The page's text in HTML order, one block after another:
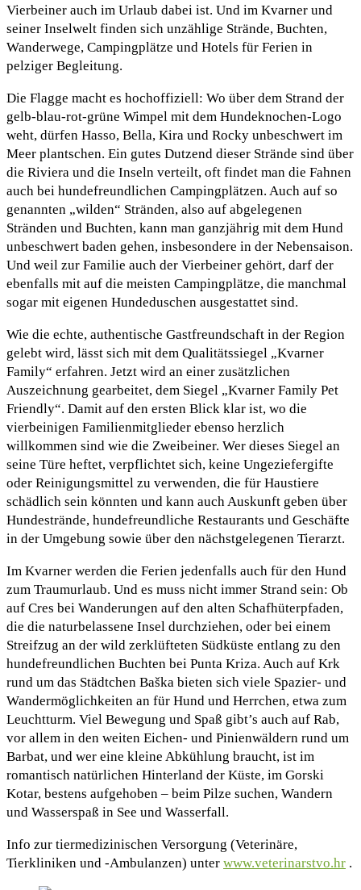
Vierbeiner auch im Urlaub dabei ist. Und im Kvarner und
seiner Inselwelt finden sich unzählige Strände, Buchten,
Wanderwege, Campingplätze und Hotels für Ferien in
pelziger Begleitung.
Die Flagge macht es hochoffiziell: Wo über dem Strand der
gelb-blau-rot-grüne Wimpel mit dem Hundeknochen-Logo
weht, dürfen Hasso, Bella, Kira und Rocky unbeschwert im
Meer plantschen. Ein gutes Dutzend dieser Strände sind über
die Riviera und die Inseln verteilt, oft findet man die Fahnen
auch bei hundefreundlichen Campingplätzen. Auch auf so
genannten „wilden“ Stränden, also auf abgelegenen
Stränden und Buchten, kann man ganzjährig mit dem Hund
unbeschwert baden gehen, insbesondere in der Nebensaison.
Und weil zur Familie auch der Vierbeiner gehört, darf der
ebenfalls mit auf die meisten Campingplätze, die manchmal
sogar mit eigenen Hundeduschen ausgestattet sind.
Wie die echte, authentische Gastfreundschaft in der Region
gelebt wird, lässt sich mit dem Qualitätssiegel „Kvarner
Family“ erfahren. Jetzt wird an einer zusätzlichen
Auszeichnung gearbeitet, dem Siegel „Kvarner Family Pet
Friendly“. Damit auf den ersten Blick klar ist, wo die
vierbeinigen Familienmitglieder ebenso herzlich
willkommen sind wie die Zweibeiner. Wer dieses Siegel an
seine Türe heftet, verpflichtet sich, keine Ungeziefergifte
oder Reinigungsmittel zu verwenden, die für Haustiere
schädlich sein könnten und kann auch Auskunft geben über
Hundestrände, hundefreundliche Restaurants und Geschäfte
in der Umgebung sowie über den nächstgelegenen Tierarzt.
Im Kvarner werden die Ferien jedenfalls auch für den Hund
zum Traumurlaub. Und es muss nicht immer Strand sein: Ob
auf Cres bei Wanderungen auf den alten Schafhüterpfaden,
die die naturbelassene Insel durchziehen, oder bei einem
Streifzug an der wild zerklüfteten Südküste entlang zu den
hundefreundlichen Buchten bei Punta Kriza. Auch auf Krk
rund um das Städtchen Baška bieten sich viele Spazier- und
Wandermöglichkeiten an für Hund und Herrchen, etwa zum
Leuchtturm. Viel Bewegung und Spaß gibt’s auch auf Rab,
vor allem in den weiten Eichen- und Pinienwäldern rund um
Barbat, und wer eine kleine Abkühlung braucht, ist im
romantisch natürlichen Hinterland der Küste, im Gorski
Kotar, bestens aufgehoben – beim Pilze suchen, Wandern
und Wasserspaß in See und Wasserfall.
Info zur tiermedizinischen Versorgung (Veterinäre,
Tierkliniken und -Ambulanzen) unter www.veterinarstvo.hr .